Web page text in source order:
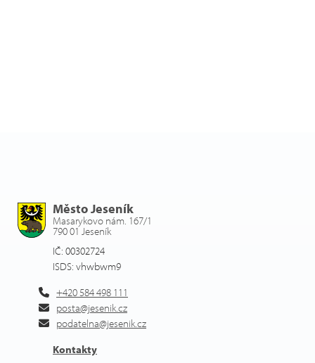
Město Jeseník
Masarykovo nám. 167/1
790 01 Jeseník
IČ: 00302724
ISDS: vhwbwm9
+420 584 498 111
posta@jesenik.cz
podatelna@jesenik.cz
Kontakty